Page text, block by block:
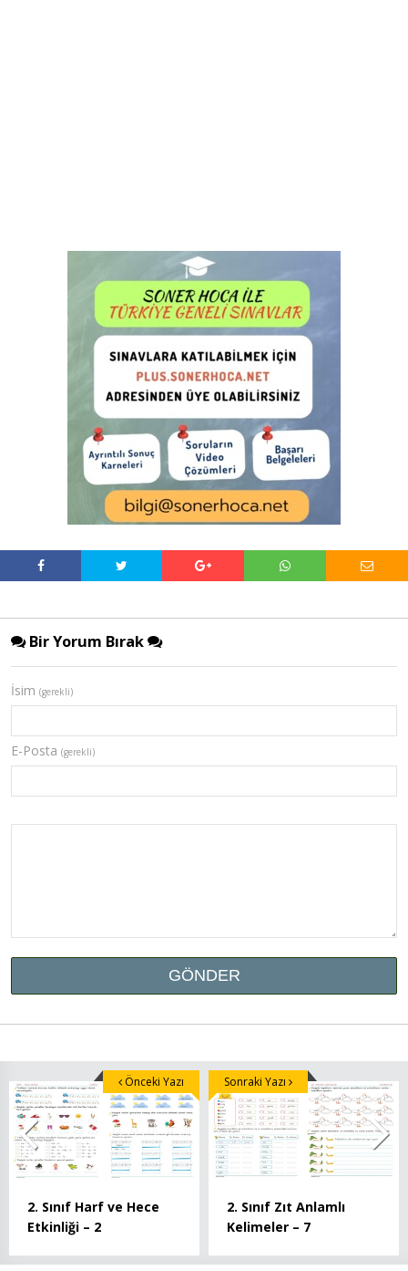
Bir Yorum Bırak
İsim (gerekli)
E-Posta (gerekli)
2. Sınıf Harf ve Hece
Etkinliği – 2
Önceki Yazı
2. Sınıf Zıt Anlamlı
Kelimeler – 7
Sonraki Yazı